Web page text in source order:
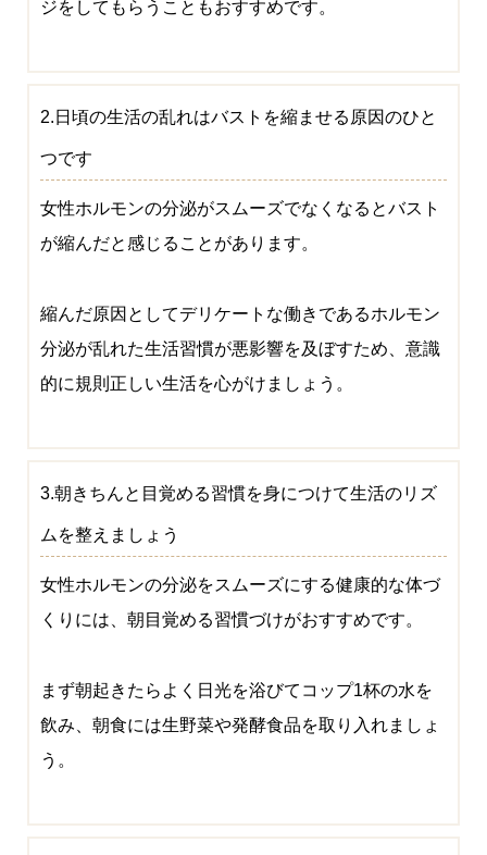
ジをしてもらうこともおすすめです。
2.日頃の生活の乱れはバストを縮ませる原因のひと
つです
女性ホルモンの分泌がスムーズでなくなるとバスト
が縮んだと感じることがあります。
縮んだ原因としてデリケートな働きであるホルモン
分泌が乱れた生活習慣が悪影響を及ぼすため、意識
的に規則正しい生活を心がけましょう。
3.朝きちんと目覚める習慣を身につけて生活のリズ
ムを整えましょう
女性ホルモンの分泌をスムーズにする健康的な体づ
くりには、朝目覚める習慣づけがおすすめです。
まず朝起きたらよく日光を浴びてコップ1杯の水を
飲み、朝食には生野菜や発酵食品を取り入れましょ
う。